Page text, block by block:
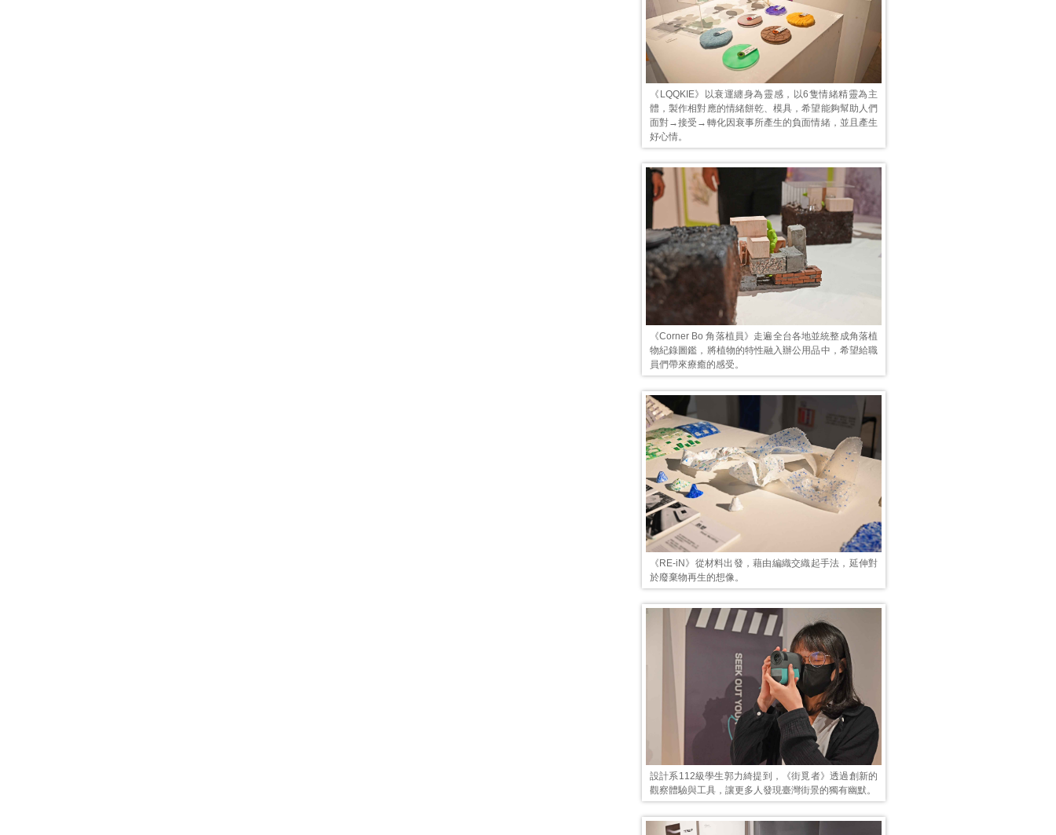
《LQQKIE》以衰運纏身為靈感，以6隻情緒精靈為主
體，製作相對應的情緒餅乾、模具，希望能夠幫助人們
面對→接受→轉化因衰事所產生的負面情緒，並且產生
好心情。
《Corner Bo 角落植員》走遍全台各地並統整成角落植
物紀錄圖鑑，將植物的特性融入辦公用品中，希望給職
員們帶來療癒的感受。
《RE-iN》從材料出發，藉由編織交織起手法，延伸對
於廢棄物再生的想像。
設計系112級學生郭力綺提到，《街覓者》透過創新的
觀察體驗與工具，讓更多人發現臺灣街景的獨有幽默。